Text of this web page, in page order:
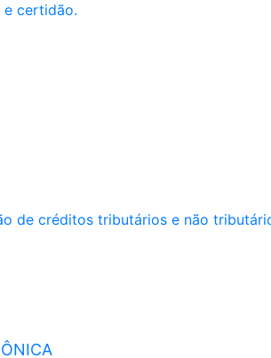
e certidão.
de créditos tributários e não